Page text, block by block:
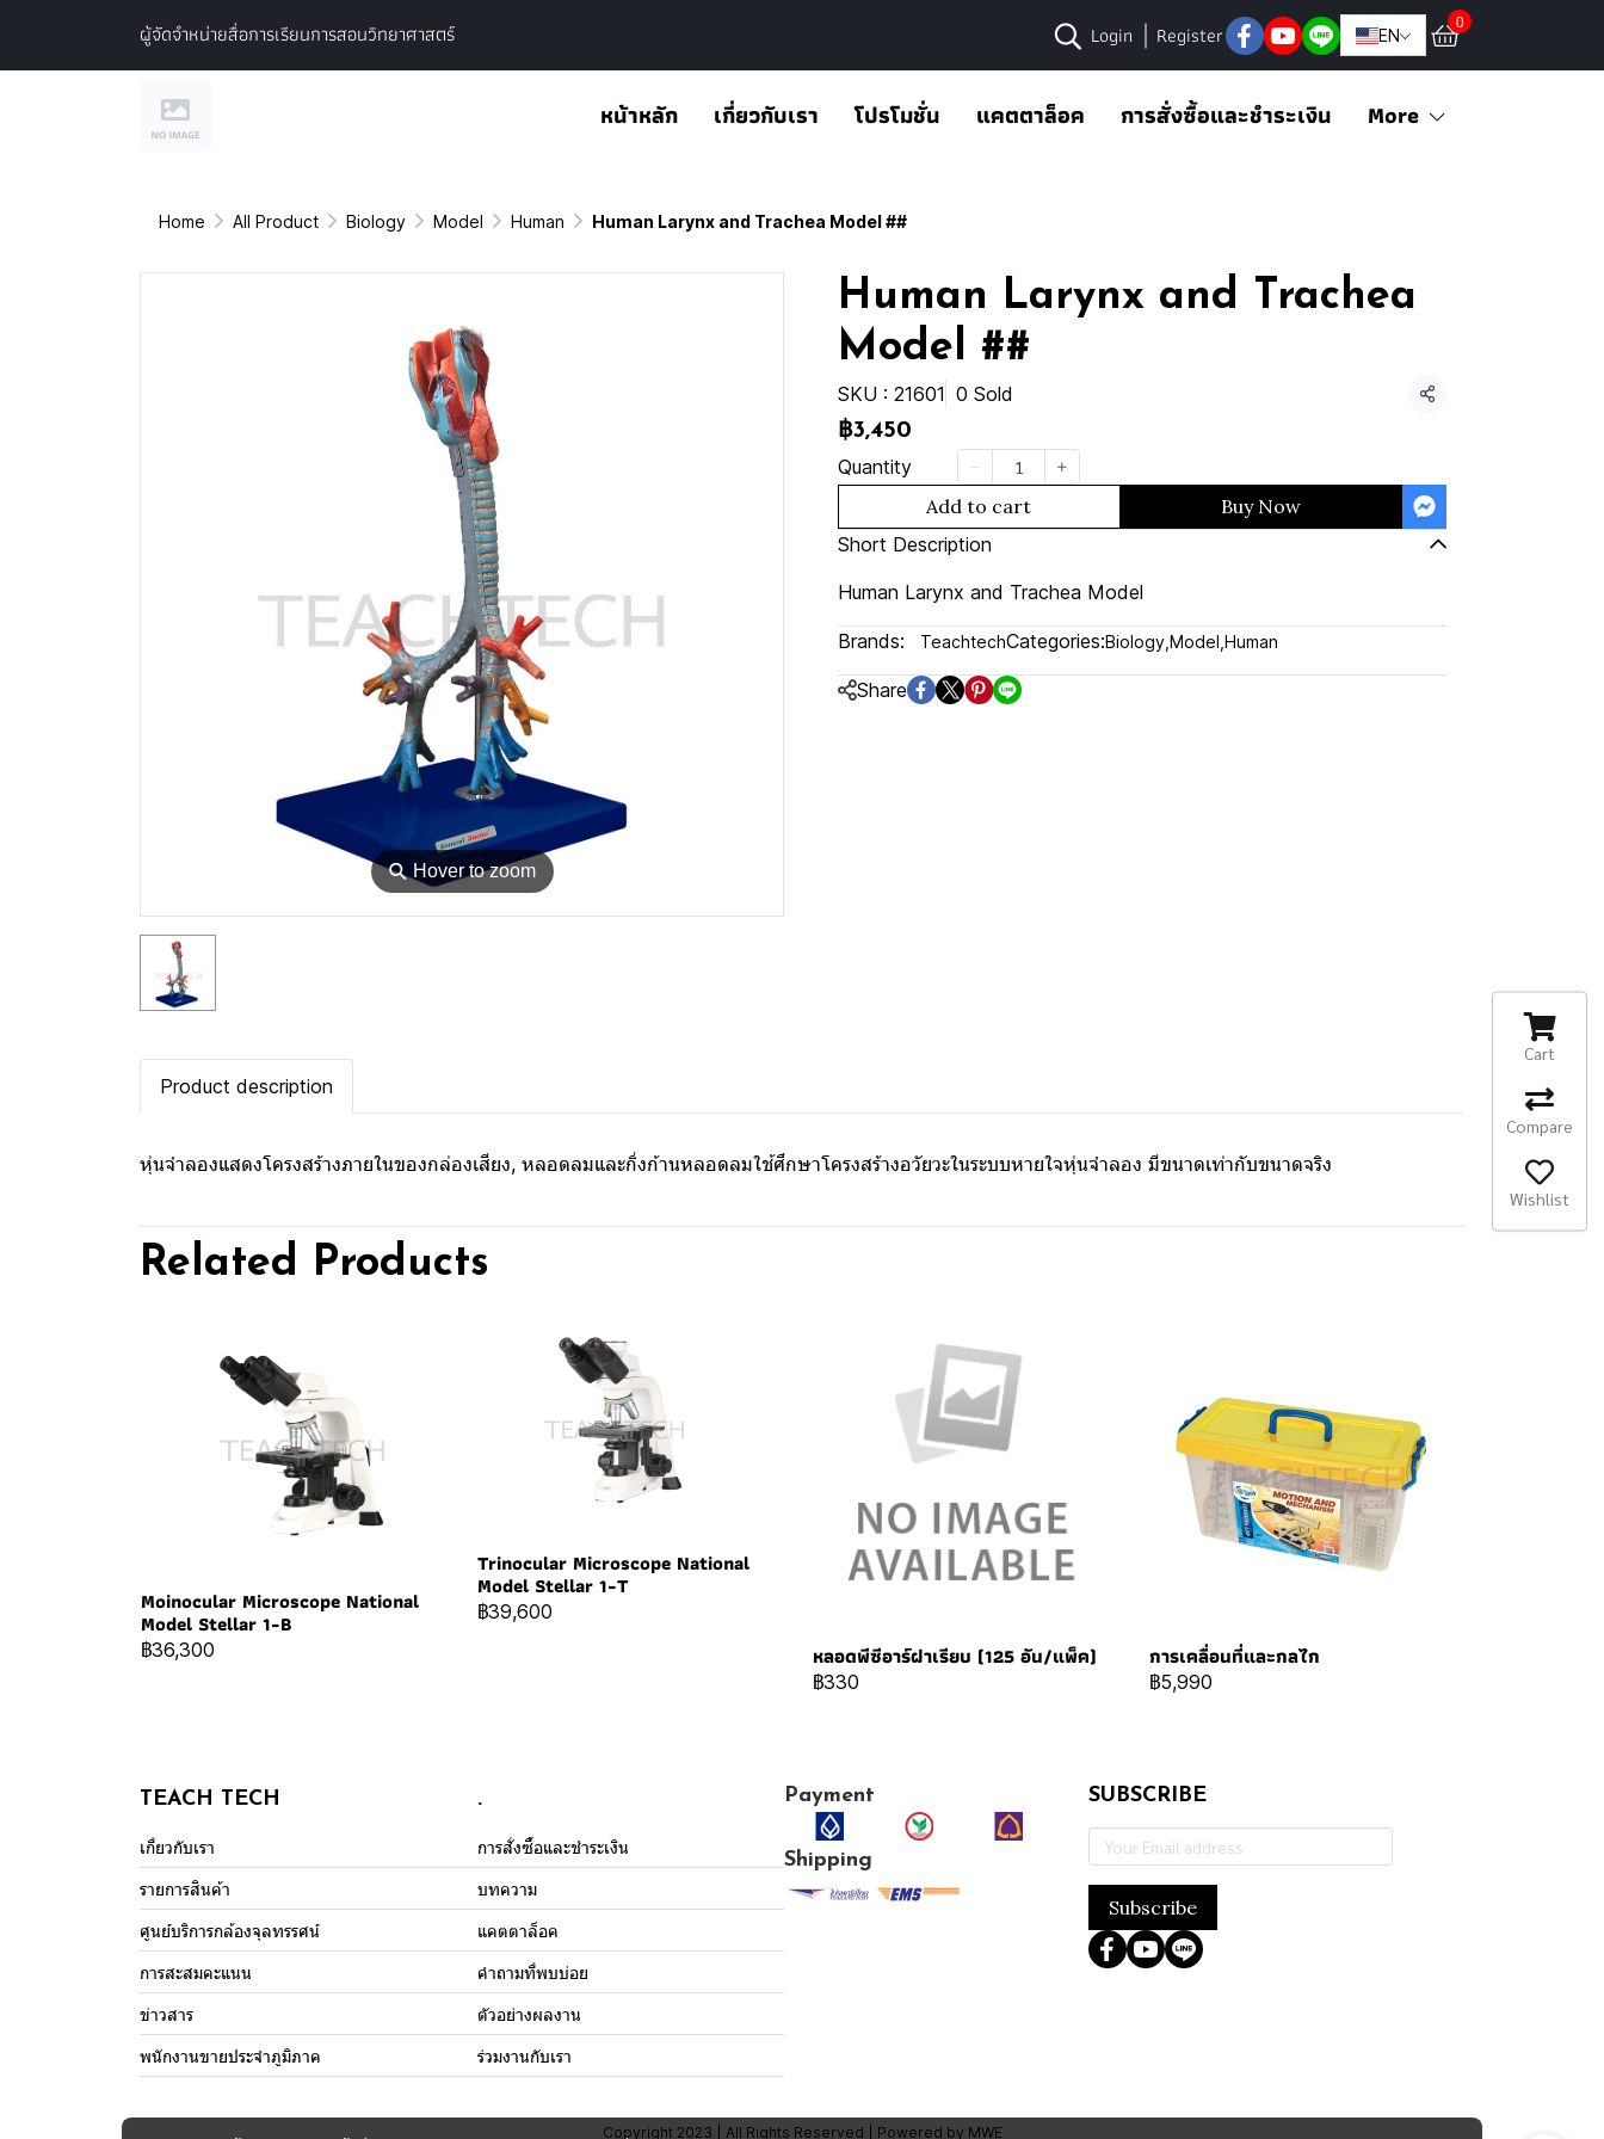
ผู้จัดจำหน่ายสื่อการเรียนการสอนวิทยาศาสตร์ Login Register EN
0
หน้าหลัก เกี่ยวกับเรา โปรโมชั่น แคตตาล็อค การสั่งซื้อและชำระเงิน More
Home All Product Biology Model Human Human Larynx and Trachea Model ##
⚲Hover to zoom
Human Larynx and Trachea
Model ##
SKU : 21601 0 Sold
Share
฿3,450
Quantity
Add to cart
Buy Now
Short Description
Human Larynx and Trachea Model
Brands: TeachtechCategories:Biology Model Human
Share
Product description
หุ่นจำลองแสดงโครงสร้างภายในของกล่องเสียง, หลอดลมและกิ่งก้านหลอดลมใช้ศึกษาโครงสร้างอวัยวะในระบบหายใจหุ่นจำลอง มีขนาดเท่ากับขนาดจริง
Related Products
Moinocular Microscope National
Model Stellar 1-B
฿36,300
Trinocular Microscope National
Model Stellar 1-T
฿39,600
หลอดพีซีอาร์ฝาเรียบ (125 อัน/แพ็ค)
฿330
การเคลื่อนที่และกลไก
฿5,990
TEACH TECH
เกี่ยวกับเรา
รายการสินค้า
ศูนย์บริการกล้องจุลทรรศน์
การสะสมคะแนน
ข่าวสาร
พนักงานขายประจำภูมิภาค
.
การสั่งซื้อและชำระเงิน
บทความ
แคตตาล็อค
คำถามที่พบบ่อย
ตัวอย่างผลงาน
ร่วมงานกับเรา
Payment
Shipping
SUBSCRIBE
Subscribe
Copyright 2023 | All Rights Reserved | Powered by MWE
Cart
Compare
Wishlist